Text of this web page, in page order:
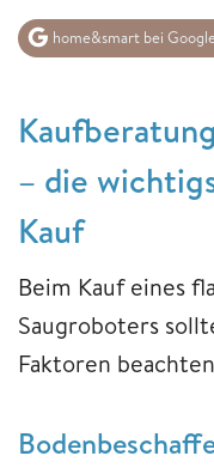
home&smart bei
– die
Kauf
Beim Kauf eines
Saugroboters
Faktoren